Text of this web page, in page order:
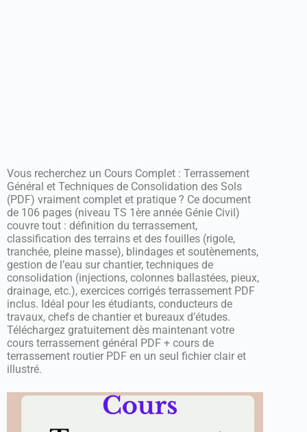
Vous recherchez un Cours Complet : Terrassement
Général et Techniques de Consolidation des Sols
(PDF) vraiment complet et pratique ? Ce document
de 106 pages (niveau TS 1ère année Génie Civil)
couvre tout : définition du terrassement,
classification des terrains et des fouilles (rigole,
tranchée, pleine masse), blindages et soutènements,
gestion de l’eau sur chantier, techniques de
consolidation (injections, colonnes ballastées, pieux,
drainage, etc.), exercices corrigés terrassement PDF
inclus. Idéal pour les étudiants, conducteurs de
travaux, chefs de chantier et bureaux d’études.
Téléchargez gratuitement dès maintenant votre
cours terrassement général PDF + cours de
terrassement routier PDF en un seul fichier clair et
illustré.